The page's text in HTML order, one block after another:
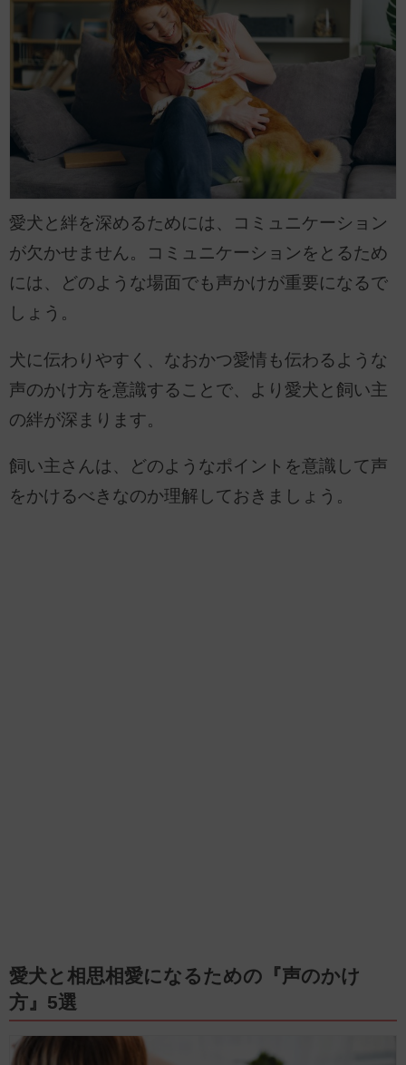
愛犬と絆を深めるためには、コミュニケーション
が欠かせません。コミュニケーションをとるため
には、どのような場面でも声かけが重要になるで
しょう。
犬に伝わりやすく、なおかつ愛情も伝わるような
声のかけ方を意識することで、より愛犬と飼い主
の絆が深まります。
飼い主さんは、どのようなポイントを意識して声
をかけるべきなのか理解しておきましょう。
愛犬と相思相愛になるための『声のかけ
方』5選